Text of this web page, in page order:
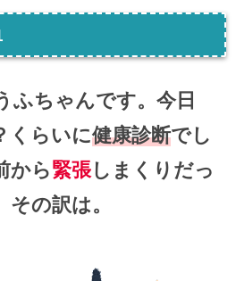
ふちゃんです。今日
くらいに健康診断でし
から緊張しまくりだっ
の訳は。